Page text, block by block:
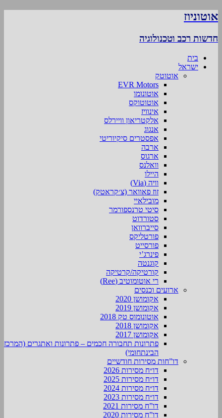
אוטוניוז
חדשות רכב וטכנולוגיה
בית
ישראל
אוטוטק
EVR Motors
אוטונומו
אוטוטוקס
אינוויז
אלקטריאון וויירלס
אנגוג
אפסטרים סיקיוריטי
ארבה
ארגוס
וואלנס
היילו
וויה (Via)
זוז פאוואר (צ׳קראטק)
מובילאיי
סיטי טרנספורמר
סטורדוט
סייברוואן
פורטליקס
פורסייט
פינרג’י
קוגנטה
קורטיקה/קרטיקה
רי אוטומוטיב (Ree)
ארועים וכנסים
אקומושן 2020
אקומושן 2019
אוטונומוס טק 2018
אקומושן 2018
אקומושן 2017
פתרונות תחבורה חכמים – פתרונות ואתגרים (המרכז
הבינתחומי)
דו”חות מסירות חודשיים
דו״ח מסירות 2026
דו״ח מסירות 2025
דו״ח מסירות 2024
דו״ח מסירות 2023
דו”ח מסירות 2021
דו”ח מסירות 2020